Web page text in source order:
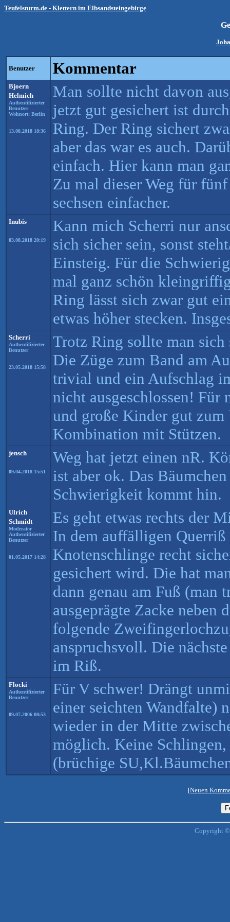
Teufelsturm.de - Klettern im Elbsandsteingebirge
Benutzer Kommentar
Bjoern
Helmich
Authentifizierter
Benutzer
Wohnort: Berlin
13.08.2018 18:36
Man sollte nicht davon
jetzt gut gesichert ist
Ring. Der Ring sichert
aber das war es auch.
einfach. Hier kann man
Zu mal dieser Weg für
sechsen einfacher.
Inubis
03.08.2018 20:19
Kann mich Scherri nur
sich sicher sein, sonst
Einsteig. Für die
mal ganz schön
Ring lässt sich zwar gut
etwas höher stecken.
Scherri
Authentifizierter
Benutzer
23.05.2018 15:58
Trotz Ring sollte man sich
Die Züge zum Band am
trivial und ein Aufschlag
nicht ausgeschlossen! Für
und große Kinder gut
Kombination mit Stützen.
jensch
09.04.2018 15:51
Weg hat jetzt einen nR.
ist aber ok. Das
Schwierigkeit kommt hin.
Ulrich
Schmidt
Moderator
Authentifizierter
Benutzer
01.05.2017 14:28
Es geht etwas rechts der
In dem auffälligen
Knotenschlinge recht
gesichert wird. Die hat
dann genau am Fuß (man
ausgeprägte Zacke neben
folgende
anspruchsvoll. Die
im Riß.
Flocki
Authentifizierter
Benutzer
09.07.2006 08:53
Für V schwer! Drängt
einer seichten Wandfalte)
wieder in der Mitte
möglich. Keine
(brüchige
[Neuen
Copyright ©